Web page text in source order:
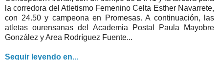
la corredora del Atletismo Femenino Celta Esther Navarrete,
con 24.50 y campeona en Promesas. A continuación, las
atletas ourensanas del Academia Postal Paula Mayobre
González y Area Rodríguez Fuente...
Seguir leyendo en...